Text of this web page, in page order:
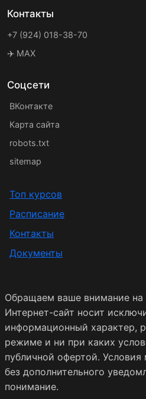
Контакты
+7 (924) 018-38-70
✈️ MAX
Соцсети
ВКонтакте
Карта сайта
robots.txt
sitemap
Топ курсов
Расписание
Контакты
Документы
Обращаем ваше внимание на
Интернет-сайт носит
информационный характер,
режиме и ни при каких
публичной офертой.
без дополнительного
понимание.